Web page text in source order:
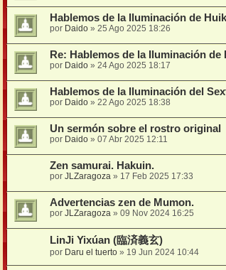
Hablemos de la Iluminación de
por Daido» 25 Ago 2025 18:26
Re: Hablemos de la Iluminación de
por Daido» 24 Ago 2025 18:17
Hablemos de la Iluminación del
por Daido» 22 Ago 2025 18:38
Un sermón sobre el rostro original
por Daido» 07 Abr 2025 12:11
Zen samurai. Hakuin.
por JLZaragoza» 17 Feb 2025 17:33
Advertencias zen de Mumon.
por JLZaragoza» 09 Nov 2024 16:25
LinJi Yixúan (臨済義玄)
por Daru el tuerto» 19 Jun 2024 10:44